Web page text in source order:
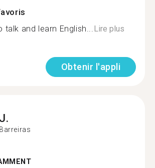
talk and learn English... Lire plus
Obtenir l'appli
J.
Barreiras